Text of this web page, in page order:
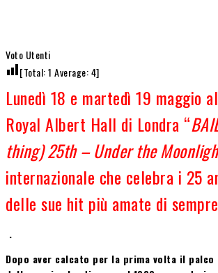
Voto Utenti
[Total:1 Average:4]
Lunedì 18 e martedì 19 maggio
Royal Albert Hall di Londra “
thing) 25th – Under the
internazionale che celebra i 25
delle sue hit più amate di
.
Dopo aver calcato per la prima volta il